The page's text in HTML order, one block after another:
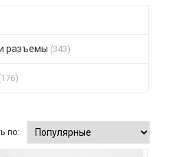
разъемы (343)
по: